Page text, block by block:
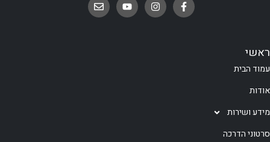
ראשי
עמוד הבית
אודות
מידע ושירות
סרטוני הדרכה